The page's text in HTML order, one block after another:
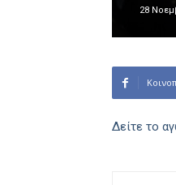
28
Δείτε το